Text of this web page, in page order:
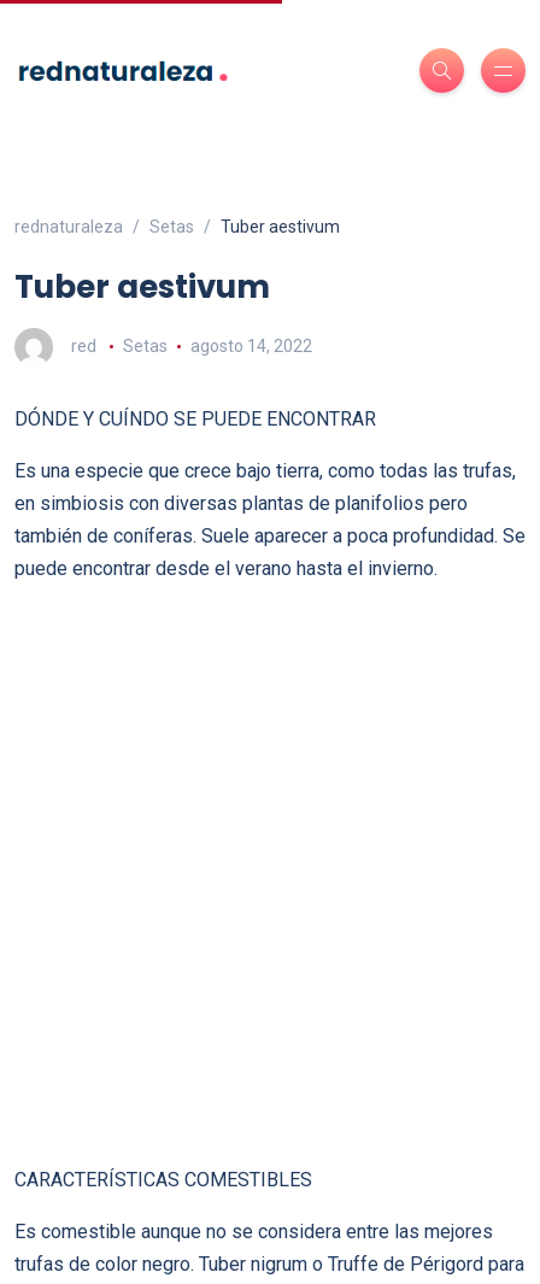
rednaturaleza Setas Tuber aestivum
Tuber aestivum
red Setas agosto 14, 2022
DÓNDE Y CUÍNDO SE PUEDE ENCONTRAR
Es una especie que crece bajo tierra, como todas las trufas,
en simbiosis con diversas plantas de planifolios pero
también de coníferas. Suele aparecer a poca profundidad. Se
puede encontrar desde el verano hasta el invierno.
CARACTERÍSTICAS COMESTIBLES
Es comestible aunque no se considera entre las mejores
trufas de color negro. Tuber nigrum o Truffe de Périgord para